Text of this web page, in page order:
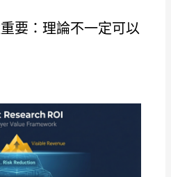
要：理論不一定可以